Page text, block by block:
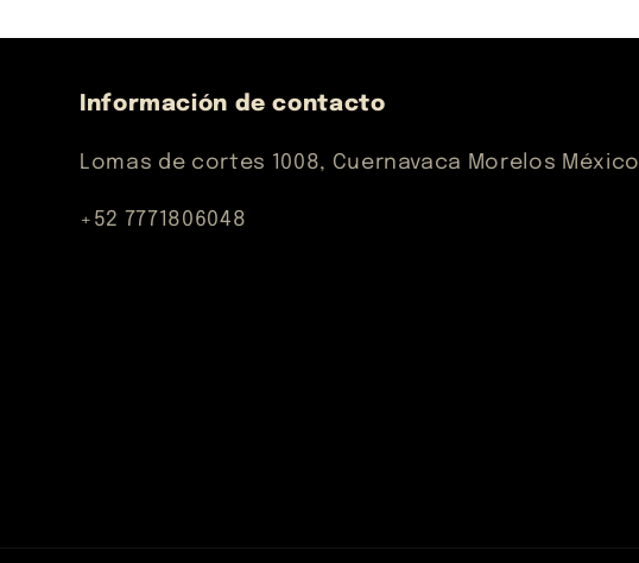
Información de contacto
Lomas de cortes 1008, Cuernavaca Morelos México
+52 7771806048